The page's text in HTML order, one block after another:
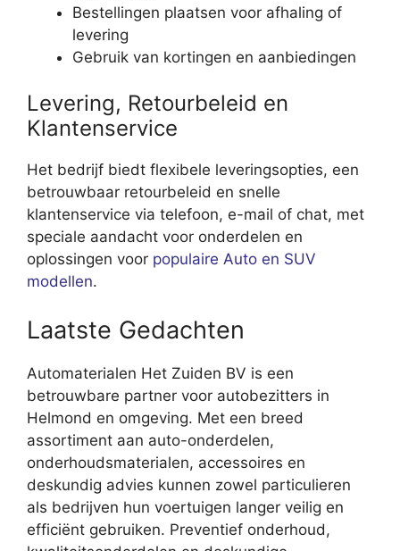
Bestellingen plaatsen voor afhaling of
levering
Gebruik van kortingen en aanbiedingen
Levering, Retourbeleid en
Klantenservice
Het bedrijf biedt flexibele leveringsopties, een
betrouwbaar retourbeleid en snelle
klantenservice via telefoon, e-mail of chat, met
speciale aandacht voor onderdelen en
oplossingen voor populaire Auto en SUV
modellen.
Laatste Gedachten
Automaterialen Het Zuiden BV is een
betrouwbare partner voor autobezitters in
Helmond en omgeving. Met een breed
assortiment aan auto-onderdelen,
onderhoudsmaterialen, accessoires en
deskundig advies kunnen zowel particulieren
als bedrijven hun voertuigen langer veilig en
efficiënt gebruiken. Preventief onderhoud,